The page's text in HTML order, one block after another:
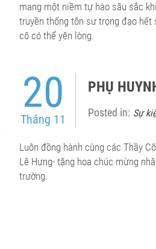
mang một niềm tự hào sâu sắc
truyền thống tôn sư trọng đạo
cô có thể yên lòng.
20
Tháng 11
PHỤ
Posted in: Sự
Luôn đồng hành cùng các Thầy
Lê Hưng- tặng hoa chúc mừng
trường.